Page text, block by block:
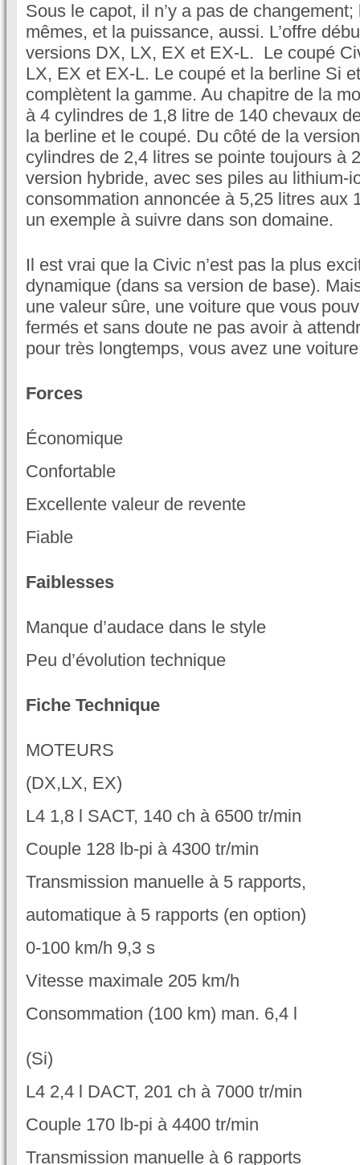
Sous le capot, il n’y a pas de
mêmes, et la puissance, aussi. L’offre
versions DX, LX, EX et EX-L. Le coupé
LX, EX et EX-L. Le coupé et la berline Si
complètent la gamme. Au chapitre de la
à 4 cylindres de 1,8 litre de 140 chevaux
la berline et le coupé. Du côté de la
cylindres de 2,4 litres se pointe toujours à
version hybride, avec ses piles au lithium-
consommation annoncée à 5,25 litres aux
un exemple à suivre dans son domaine.
Il est vrai que la Civic n’est pas la plus
dynamique (dans sa version de base).
une valeur sûre, une voiture que vous
fermés et sans doute ne pas avoir à
pour très longtemps, vous avez une
Forces
Économique
Confortable
Excellente valeur de revente
Fiable
Faiblesses
Manque d’audace dans le style
Peu d’évolution technique
Fiche Technique
MOTEURS
(DX,LX, EX)
L4 1,8 l SACT, 140 ch à 6500 tr/min
Couple 128 lb-pi à 4300 tr/min
Transmission manuelle à 5 rapports,
automatique à 5 rapports (en option)
0-100 km/h 9,3 s
Vitesse maximale 205 km/h
Consommation (100 km) man. 6,4 l
(Si)
L4 2,4 l DACT, 201 ch à 7000 tr/min
Couple 170 lb-pi à 4400 tr/min
Transmission manuelle à 6 rapports